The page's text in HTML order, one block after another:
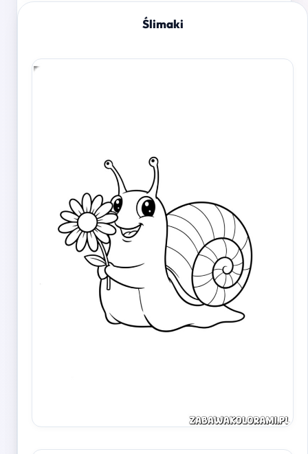
Ślimaki